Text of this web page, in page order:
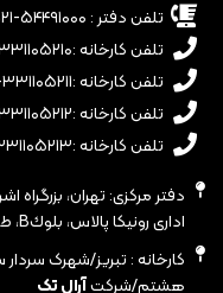
تلفن دفتر : ۵۴۴۹۱۰۰۰-۰۲۱
تلفن کارخانه :۳۳۱۱۰۵۲۱۰-۰۴۱
تلفن کارخانه :۳۳۱۱۰۵۲۱۱-۰۴۱
تلفن کارخانه :۳۳۱۱۰۵۲۱۲-۰۴۱
تلفن کارخانه :۳۳۱۱۰۵۲۱۳-۰۴۱
دفتر مرکزی: تهران،
ادارى رونيكا پالاس، بلوكB، طبقه٩، واحد ٢٩٢
هشتم/شرکتآرال تک